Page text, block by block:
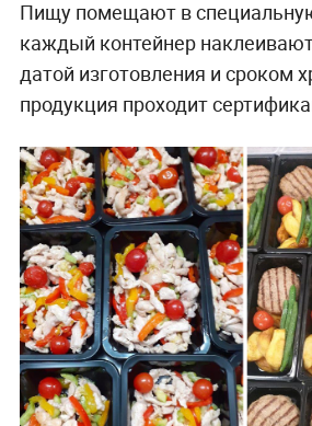
Пищу помещают в
каждый контейнер
датой изготовления и сроком
продукция проходит